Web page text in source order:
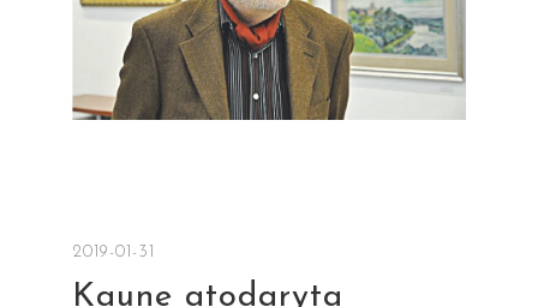
2019-01-31
Kaune atodaryta